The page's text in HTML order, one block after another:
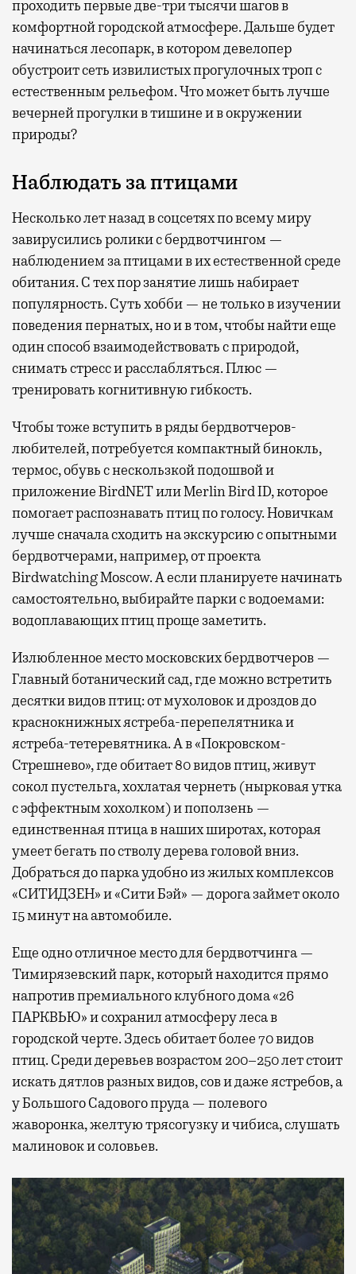
проходить первые две-три тысячи шагов в
комфортной городской атмосфере. Дальше будет
начинаться лесопарк, в котором девелопер
обустроит сеть извилистых прогулочных троп с
естественным рельефом. Что может быть лучше
вечерней прогулки в тишине и в окружении
природы?
Наблюдать за птицами
Несколько лет назад в соцсетях по всему миру
завирусились ролики с бердвотчингом —
наблюдением за птицами в их естественной среде
обитания. С тех пор занятие лишь набирает
популярность. Суть хобби — не только в изучении
поведения пернатых, но и в том, чтобы найти еще
один способ взаимодействовать с природой,
снимать стресс и расслабляться. Плюс —
тренировать когнитивную гибкость.
Чтобы тоже вступить в ряды бердвотчеров-
любителей, потребуется компактный бинокль,
термос, обувь с нескользкой подошвой и
приложение BirdNET или Merlin Bird ID, которое
помогает распознавать птиц по голосу. Новичкам
лучше сначала сходить на экскурсию с опытными
бердвотчерами, например, от проекта
Birdwatching Moscow. А если планируете начинать
самостоятельно, выбирайте парки с водоемами:
водоплавающих птиц проще заметить.
Излюбленное место московских бердвотчеров —
Главный ботанический сад, где можно встретить
десятки видов птиц: от мухоловок и дроздов до
краснокнижных ястреба-перепелятника и
ястреба-тетеревятника. А в «Покровском-
Стрешнево», где обитает 80 видов птиц, живут
сокол пустельга, хохлатая чернеть (нырковая утка
с эффектным хохолком) и поползень —
единственная птица в наших широтах, которая
умеет бегать по стволу дерева головой вниз.
Добраться до парка удобно из жилых комплексов
«СИТИДЗЕН» и «Сити Бэй» — дорога займет около
15 минут на автомобиле.
Еще одно отличное место для бердвотчинга —
Тимирязевский парк, который находится прямо
напротив премиального клубного дома «26
ПАРКВЬЮ» и сохранил атмосферу леса в
городской черте. Здесь обитает более 70 видов
птиц. Среди деревьев возрастом 200–250 лет стоит
искать дятлов разных видов, сов и даже ястребов, а
у Большого Садового пруда — полевого
жаворонка, желтую трясогузку и чибиса, слушать
малиновок и соловьев.